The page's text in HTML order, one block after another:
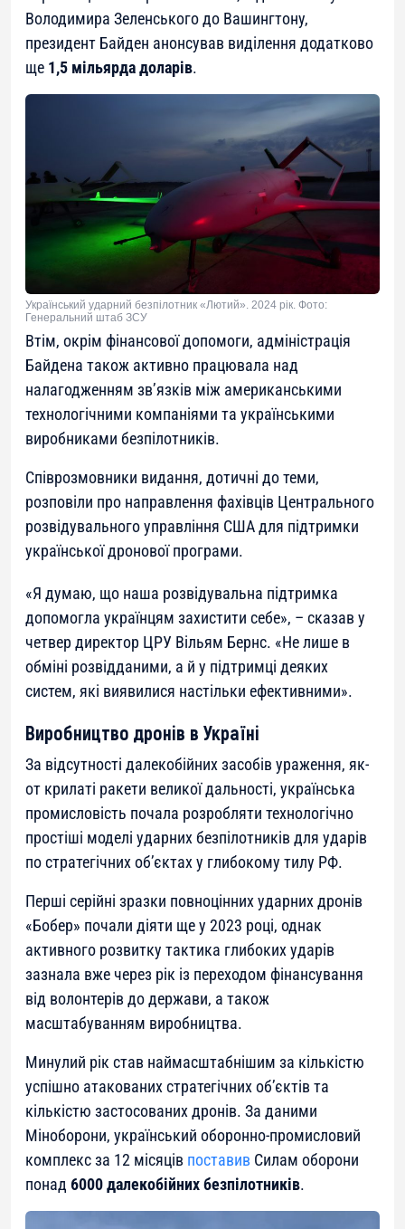
Володимира Зеленського до Вашингтону,
президент Байден анонсував виділення додатково
ще 1,5 мільярда доларів.
Український ударний безпілотник «Лютий». 2024 рік. Фото:
Генеральний штаб ЗСУ
Втім, окрім фінансової допомоги, адміністрація
Байдена також активно працювала над
налагодженням зв’язків між американськими
технологічними компаніями та українськими
виробниками безпілотників.
Співрозмовники видання, дотичні до теми,
розповіли про направлення фахівців Центрального
розвідувального управління США для підтримки
української дронової програми.
«Я думаю, що наша розвідувальна підтримка
допомогла українцям захистити себе», – сказав у
четвер директор ЦРУ Вільям Бернс. «Не лише в
обміні розвідданими, а й у підтримці деяких
систем, які виявилися настільки ефективними».
Виробництво дронів в Україні
За відсутності далекобійних засобів ураження, як-
от крилаті ракети великої дальності, українська
промисловість почала розробляти технологічно
простіші моделі ударних безпілотників для ударів
по стратегічних об’єктах у глибокому тилу РФ.
Перші серійні зразки повноцінних ударних дронів
«Бобер» почали діяти ще у 2023 році, однак
активного розвитку тактика глибоких ударів
зазнала вже через рік із переходом фінансування
від волонтерів до держави, а також
масштабуванням виробництва.
Минулий рік став наймасштабнішим за кількістю
успішно атакованих стратегічних об’єктів та
кількістю застосованих дронів. За даними
Міноборони, український оборонно-промисловий
комплекс за 12 місяців поставив Силам оборони
понад 6000 далекобійних безпілотників.